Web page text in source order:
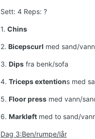
Sett: 4 Reps: ?
1. Chins
2. Bicepscurl med sand/
3. Dips fra benk/sofa
4. Triceps extentions med
5. Floor press med vann/
6. Markløft med to sand/
Dag 3:Ben/rumpe/lår